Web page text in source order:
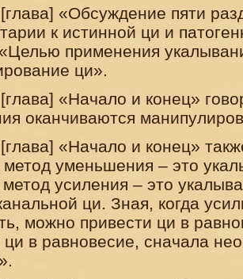
«Обсуждение пяти
к истинной ци и
применения
ци».
«Начало и конец»
оканчиваются
«Начало и конец»
уменьшения – это
метод усиления – это
ци. Зная, когда
можно привести ци в
ци в равновесие, сначала